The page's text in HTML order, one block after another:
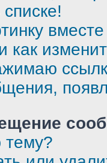
как
тему?